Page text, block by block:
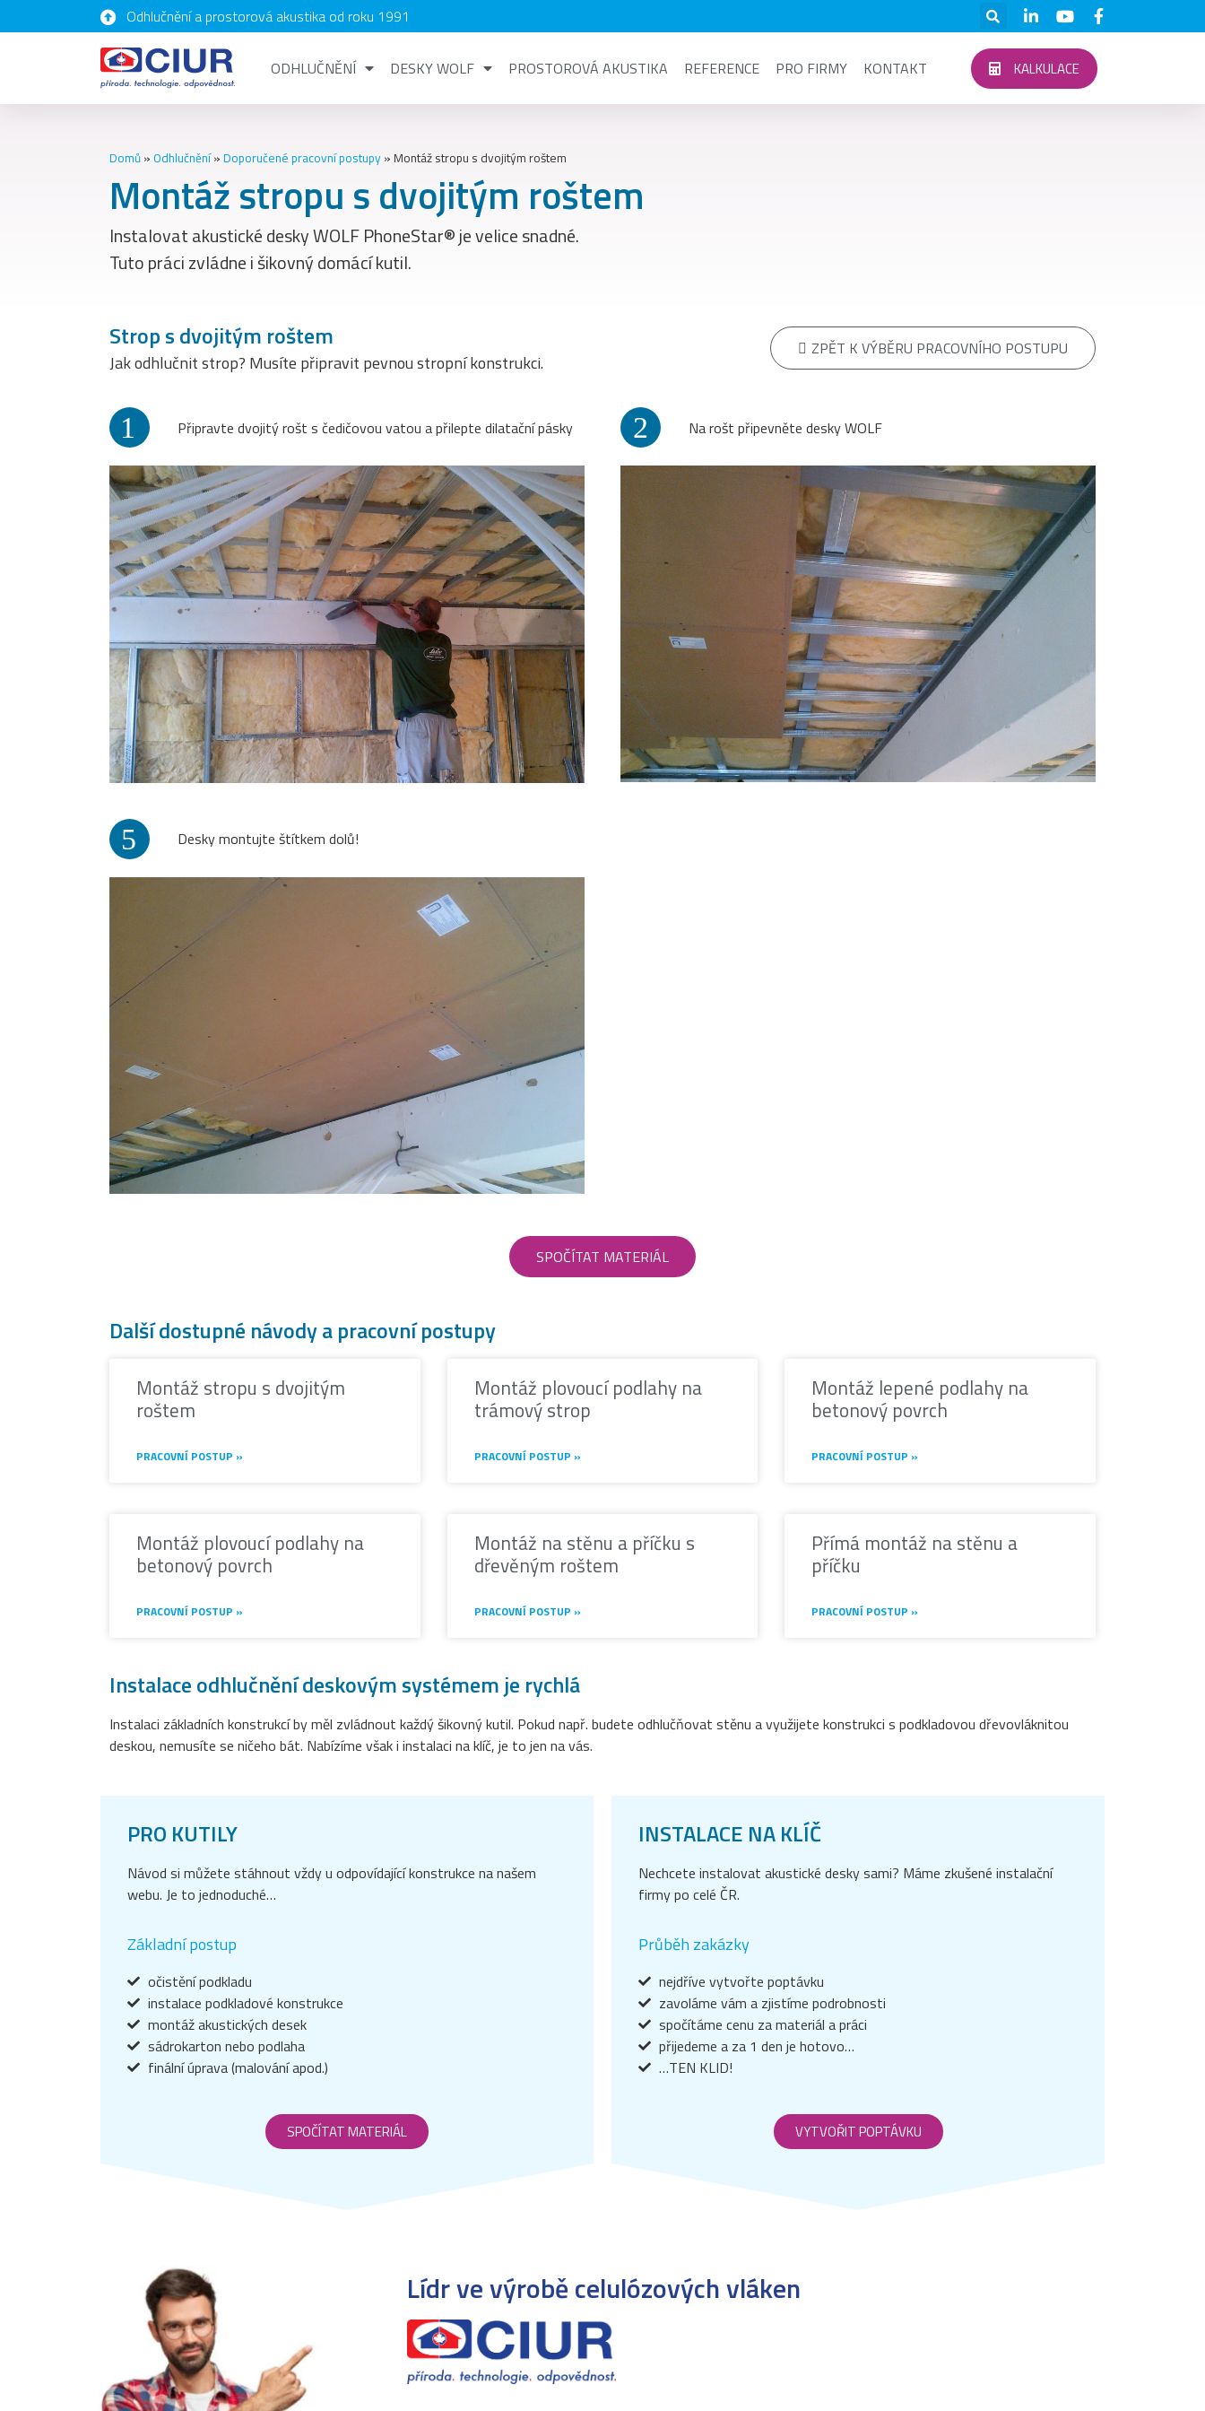
Odhlučnění a prostorová akustika od roku 1991
ODHLUČNĚNÍ DESKY WOLF PROSTOROVÁ AKUSTIKA REFERENCE PRO FIRMY KONTAKT KALKULACE
Domů » Odhlučnění» Doporučené pracovní postupy » Montáž stropu s dvojitým roštem
Montáž stropu s dvojitým roštem
Instalovat akustické desky WOLF PhoneStar® je velice snadné.
Tuto práci zvládne i šikovný domácí kutil.
Strop s dvojitým roštem
Jak odhlučnit strop? Musíte připravit pevnou stropní konstrukci.
ZPĚT K VÝBĚRU PRACOVNÍHO POSTUPU
1 Připravte dvojitý rošt s čedičovou vatou a přilepte dilatační pásky 2 Na rošt připevněte desky WOLF
5 Desky montujte štítkem dolů!
SPOČÍTAT MATERIÁL
Další dostupné návody a pracovní postupy
Montáž stropu s dvojitým
roštem
PRACOVNÍ POSTUP »
Montáž plovoucí podlahy na
trámový strop
PRACOVNÍ POSTUP »
Montáž lepené podlahy na
betonový povrch
PRACOVNÍ POSTUP »
Montáž plovoucí podlahy na
betonový povrch
PRACOVNÍ POSTUP »
Montáž na stěnu a příčku s
dřevěným roštem
PRACOVNÍ POSTUP »
Přímá montáž na stěnu a
příčku
PRACOVNÍ POSTUP »
Instalace odhlučnění deskovým systémem je rychlá
Instalaci základních konstrukcí by měl zvládnout každý šikovný kutil. Pokud např. budete odhlučňovat stěnu a využijete konstrukci s podkladovou dřevovláknitou
deskou, nemusíte se ničeho bát. Nabízíme však i instalaci na klíč, je to jen na vás.
PRO KUTILY
Návod si můžete stáhnout vždy u odpovídající konstrukce na našem
webu. Je to jednoduché…
Základní postup
očistění podkladu
instalace podkladové konstrukce
montáž akustických desek
sádrokarton nebo podlaha
finální úprava (malování apod.)
SPOČÍTAT MATERIÁL
INSTALACE NA KLÍČ
Nechcete instalovat akustické desky sami? Máme zkušené instalační
firmy po celé ČR.
Průběh zakázky
nejdříve vytvořte poptávku
zavoláme vám a zjistíme podrobnosti
spočítáme cenu za materiál a práci
přijedeme a za 1 den je hotovo…
…TEN KLID!
VYTVOŘIT POPTÁVKU
Lídr ve výrobě celulózových vláken